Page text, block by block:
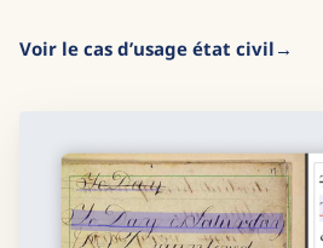
Voir le cas d’usage état civil